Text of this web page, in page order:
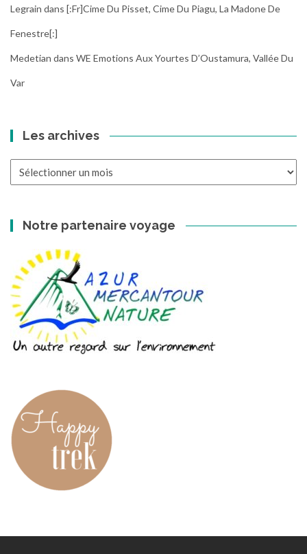
Legrain dans [:fr]Cime Du Pisset, Cime Du Piagu, La Madone De
Fenestre[:]
Medetian dans WE Emotions Aux Yourtes D’Oustamura, Vallée Du
Var
Les archives
Notre partenaire voyage